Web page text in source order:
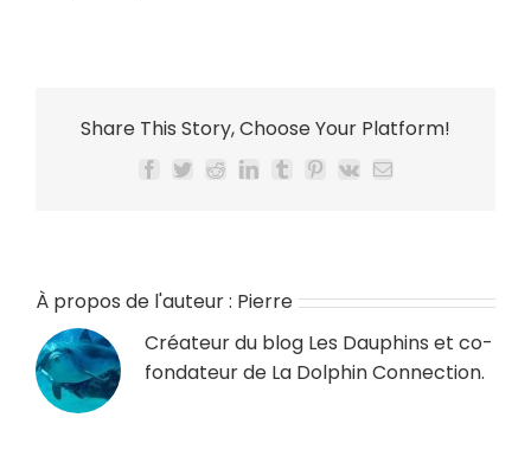
Share This Story, Choose Your Platform!
Facebook
TwitterRedditLinkedIn
TumblrPinterest
Vk Email
À propos de l'auteur : Pierre
Créateur du blog Les Dauphins et co-
fondateur de La Dolphin Connection.